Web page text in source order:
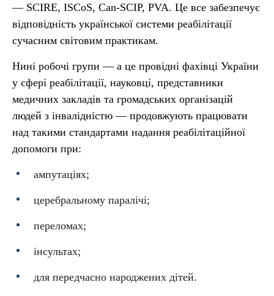
— SCIRE, ISCoS, Can-SCIP, PVA. Це все забезпечує
відповідність української системи реабілітації
сучасним світовим практикам.
Нині робочі групи — а це провідні фахівці України
у сфері реабілітації, науковці, представники
медичних закладів та громадських організацій
людей з інвалідністю — продовжують працювати
над такими стандартами надання реабілітаційної
допомоги при:
ампутаціях;
церебральному паралічі;
переломах;
інсультах;
для передчасно народжених дітей.